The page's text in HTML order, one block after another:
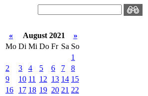
« August 2021
»
Mo Di Mi Do Fr Sa So
1
2
3 4 5 6 7
8
9
10 11 12 13 14 15
16
17 18 19 20 21 22